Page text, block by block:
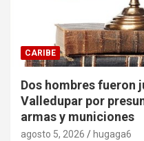
CARIBE
Dos hombres fueron
Valledupar por
armas y municiones
agosto 5, 2026 hugaga6